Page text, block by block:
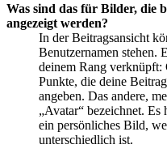
Was sind das für Bilder, die
angezeigt werden?
In der Beitragsansicht
Benutzernamen stehen.
deinem Rang verknüpft:
Punkte, die deine
angeben. Das andere,
„Avatar“ bezeichnet.
ein persönliches Bild,
unterschiedlich ist.